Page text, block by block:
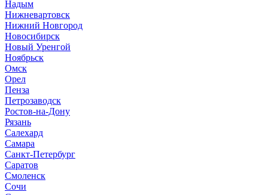
Надым
Нижневартовск
Нижний Новгород
Новосибирск
Новый Уренгой
Ноябрьск
Омск
Орел
Пенза
Петрозаводск
Ростов-на-Дону
Рязань
Салехард
Самара
Санкт-Петербург
Саратов
Смоленск
Сочи